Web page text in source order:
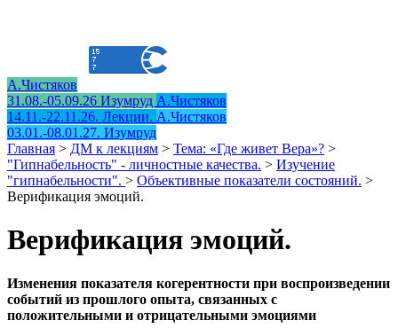
А.Чистяков
31.08.-05.09.26 Изумруд А.Чистяков
14.11.-22.11.26. Лекции. А.Чистяков
03.01.-08.01.27. Изумруд
Главная > ДМ к лекциям > Тема: «Где живет Вера»? >
"Гипнабельность" - личностные качества. > Изучение
"гипнабельности". > Объективные показатели состояний. >
Верификация эмоций.
Верификация эмоций.
Изменения показателя когерентности при воспроизведении
событий из прошлого опыта, связанных с
положительными и отрицательными эмоциями